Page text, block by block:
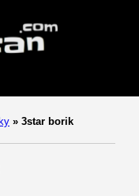
» 3star borik